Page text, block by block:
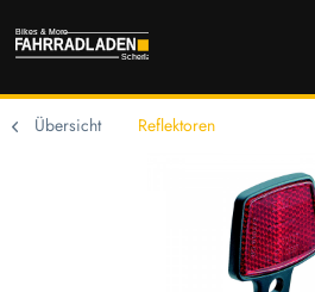
Übersicht Reflektoren